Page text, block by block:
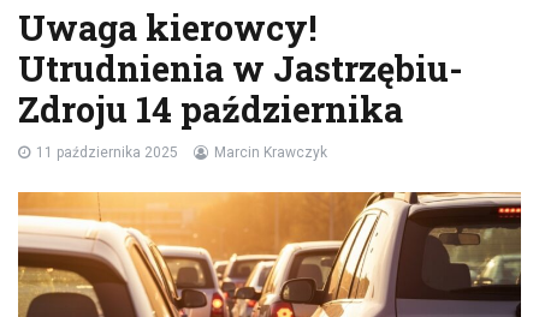
Uwaga kierowcy!
Utrudnienia w Jastrzębiu-
Zdroju 14 października
11 października 2025 Marcin Krawczyk